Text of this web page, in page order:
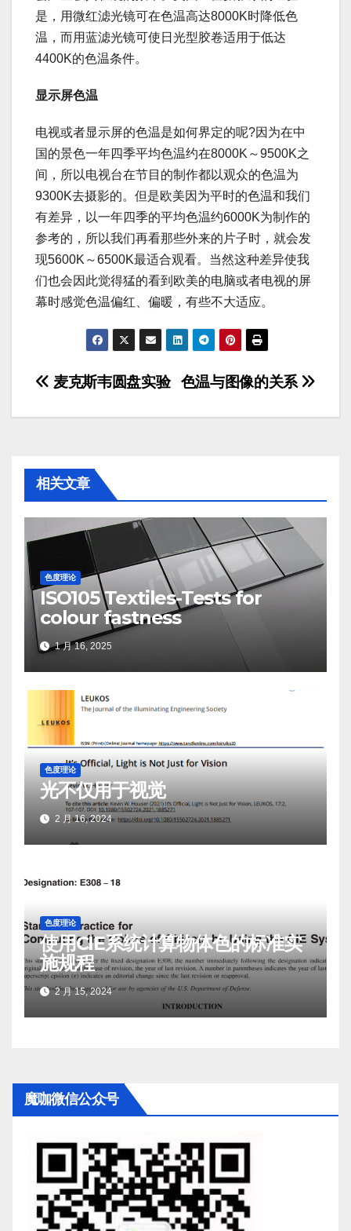
是，用微红滤光镜可在色温高达8000K时降低色
温，而用蓝滤光镜可使日光型胶卷适用于低达
4400K的色温条件。
显示屏色温
电视或者显示屏的色温是如何界定的呢?因为在中
国的景色一年四季平均色温约在8000K～9500K之
间，所以电视台在节目的制作都以观众的色温为
9300K去摄影的。但是欧美因为平时的色温和我们
有差异，以一年四季的平均色温约6000K为制作的
参考的，所以我们再看那些外来的片子时，就会发
现5600K～6500K最适合观看。当然这种差异使我
们也会因此觉得猛的看到欧美的电脑或者电视的屏
幕时感觉色温偏红、偏暖，有些不大适应。
文
章
航
色温与图像的关系
麦克斯韦圆盘实验
相关文章
色度理论
ISO105 Textiles-Tests for
colour fastness
1 月 16, 2025
色度理论
光不仅用于视觉
2 月 16, 2024
色度理论
使用CIE系统计算物体色的标准实
施规程
2 月 15, 2024
魔咖微信公众号